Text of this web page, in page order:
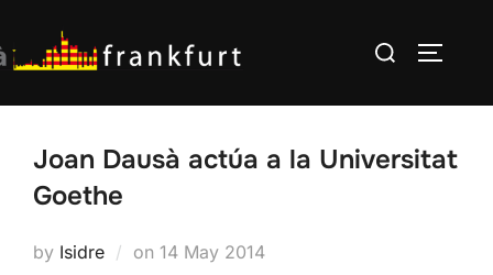
to
content
Search
Joan Dausà actúa a la Universitat
Goethe
by Isidre on Posted
14 May 2014